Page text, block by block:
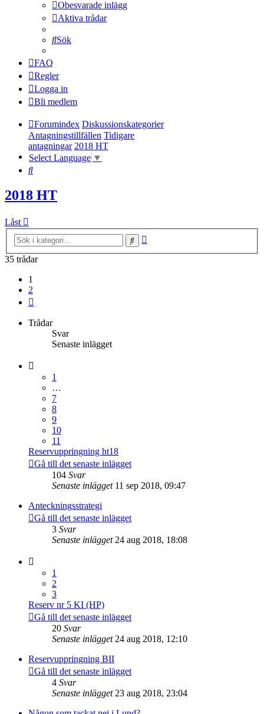
Obesvarade inlägg
Aktiva trådar
Sök
FAQ
Regler
Logga in
Bli medlem
Forumindex Diskussionskategorier
Antagningstillfällen Tidigare
antagningar 2018 HT
Select Language ▼
Sök
2018 HT
Låst
Sök
35 trådar
1
2
Trådar
Svar
Senaste inlägget
1
…
7
8
9
10
11
Reservuppringning ht18
Gå till det senaste inlägget
104 Svar
Senaste inlägget 11 sep 2018, 09:47
Anteckningsstrategi
Gå till det senaste inlägget
3 Svar
Senaste inlägget 24 aug 2018, 18:08
1
2
3
Reserv nr 5 KI (HP)
Gå till det senaste inlägget
20 Svar
Senaste inlägget 24 aug 2018, 12:10
Reservuppringning BII
Gå till det senaste inlägget
4 Svar
Senaste inlägget 23 aug 2018, 23:04